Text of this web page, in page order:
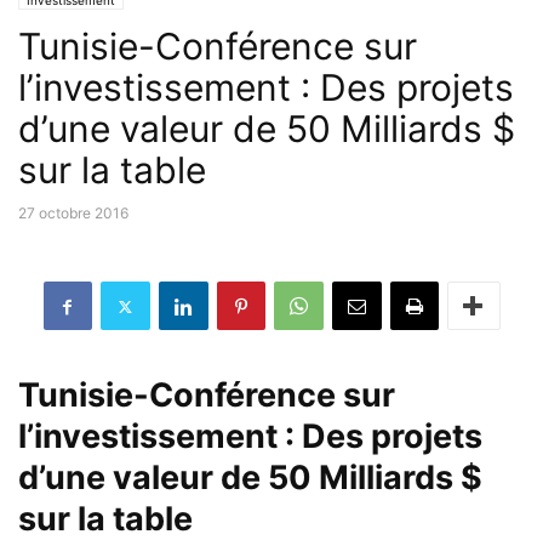
Tunisie-Conférence sur
l’investissement : Des projets
d’une valeur de 50 Milliards $
sur la table
27 octobre 2016
Tunisie-Conférence sur
l’investissement : Des projets
d’une valeur de 50 Milliards $
sur la table